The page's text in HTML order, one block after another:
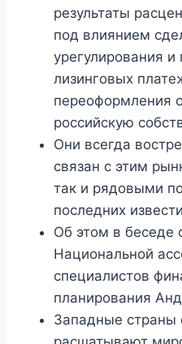
результаты
под влиянием
урегулирования и
лизинговых
переоформления
российскую
Они всегда
связан с этим
так и рядовыми
последних
Об этом в беседе
Национальной
специалистов
планирования
Западные страны